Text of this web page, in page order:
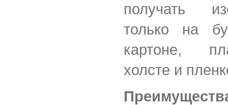
получать
только на
картоне,
холсте и